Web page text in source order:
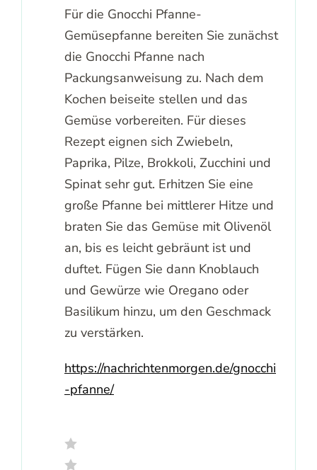
Für die Gnocchi Pfanne-
Gemüsepfanne bereiten Sie zunächst
die Gnocchi Pfanne nach
Packungsanweisung zu. Nach dem
Kochen beiseite stellen und das
Gemüse vorbereiten. Für dieses
Rezept eignen sich Zwiebeln,
Paprika, Pilze, Brokkoli, Zucchini und
Spinat sehr gut. Erhitzen Sie eine
große Pfanne bei mittlerer Hitze und
braten Sie das Gemüse mit Olivenöl
an, bis es leicht gebräunt ist und
duftet. Fügen Sie dann Knoblauch
und Gewürze wie Oregano oder
Basilikum hinzu, um den Geschmack
zu verstärken.
https://nachrichtenmorgen.de/gnocchi
-pfanne/